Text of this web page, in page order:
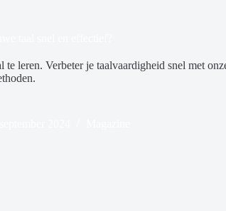
leren. Verbeter je taalvaardigheid snel met